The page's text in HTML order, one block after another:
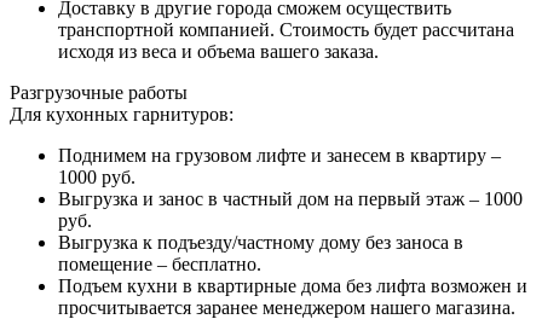
Доставку в другие города сможем осуществить
транспортной компанией. Стоимость будет рассчитана
исходя из веса и объема вашего заказа.
Разгрузочные работы
Для кухонных гарнитуров:
Поднимем на грузовом лифте и занесем в квартиру –
1000 руб.
Выгрузка и занос в частный дом на первый этаж – 1000
руб.
Выгрузка к подъезду/частному дому без заноса в
помещение – бесплатно.
Подъем кухни в квартирные дома без лифта возможен и
просчитывается заранее менеджером нашего магазина.